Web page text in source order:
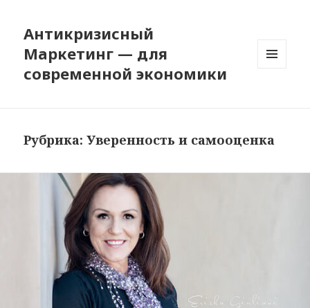
Антикризисный
Маркетинг — для
современной экономики
Рубрика: Уверенность и самооценка